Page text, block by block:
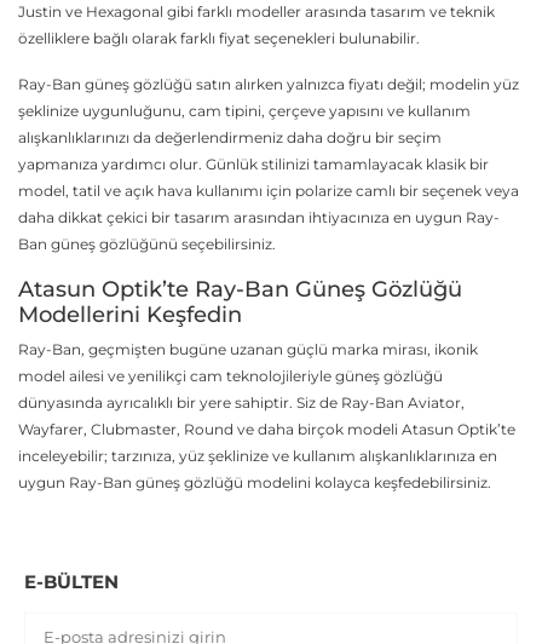
Justin ve Hexagonal gibi farklı modeller arasında tasarım ve teknik
özelliklere bağlı olarak farklı fiyat seçenekleri bulunabilir.
Ray-Ban güneş gözlüğü satın alırken yalnızca fiyatı değil; modelin yüz
şeklinize uygunluğunu, cam tipini, çerçeve yapısını ve kullanım
alışkanlıklarınızı da değerlendirmeniz daha doğru bir seçim
yapmanıza yardımcı olur. Günlük stilinizi tamamlayacak klasik bir
model, tatil ve açık hava kullanımı için polarize camlı bir seçenek veya
daha dikkat çekici bir tasarım arasından ihtiyacınıza en uygun Ray-
Ban güneş gözlüğünü seçebilirsiniz.
Atasun Optik’te Ray-Ban Güneş Gözlüğü
Modellerini Keşfedin
Ray-Ban, geçmişten bugüne uzanan güçlü marka mirası, ikonik
model ailesi ve yenilikçi cam teknolojileriyle güneş gözlüğü
dünyasında ayrıcalıklı bir yere sahiptir. Siz de Ray-Ban Aviator,
Wayfarer, Clubmaster, Round ve daha birçok modeli Atasun Optik’te
inceleyebilir; tarzınıza, yüz şeklinize ve kullanım alışkanlıklarınıza en
uygun Ray-Ban güneş gözlüğü modelini kolayca keşfedebilirsiniz.
E-BÜLTEN